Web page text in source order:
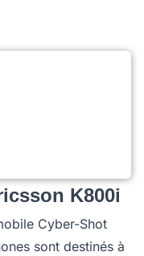
K800i
Cyber-Shot
sont destinés à